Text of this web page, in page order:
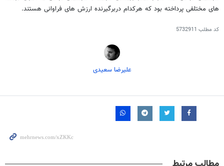
های مختلفی پرداخته بود که هرکدام دربرگیرنده ارزش های فراوانی هستند.
کد مطلب 5732911
علیرضا سعیدی